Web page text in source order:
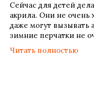
Сейчас для детей
акрила. Они не очень
даже могут вызывать
зимние перчатки не
Читать полностью